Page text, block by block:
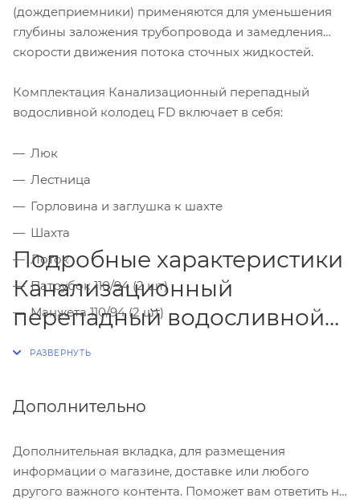
(дождеприемники) применяются для уменьшения
глубины заложения трубопровода и замедления
скорости движения потока сточных жидкостей.
Комплектация Канализационный перепадный
водосливной колодец FD включает в себя:
Люк
Лестница
Горловина и заглушка к шахте
Шахта
Лоток
Патрубок 110/94 (2 шт)
Манжета 110/94 (2 шт)
Подробные характеристики
Канализационный
перепадный водосливной
колодец FD
Вид колодца
канализационный
Диаметр корпуса, мм
1000
Высота корпуса, мм
1405 мм
Дополнительно
Дополнительная вкладка, для размещения
информации о магазине, доставке или любого
другого важного контента. Поможет вам ответить на